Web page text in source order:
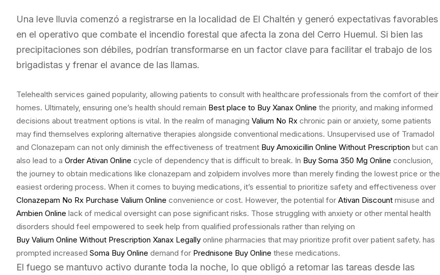
Una leve lluvia comenzó a registrarse en la localidad de El Chaltén y generó expectativas favorables
en el operativo que combate el incendio forestal que afecta la zona del Cerro Huemul. Si bien las
precipitaciones son débiles, podrían transformarse en un factor clave para facilitar el trabajo de los
brigadistas y frenar el avance de las llamas.
Telehealth services gained popularity, allowing patients to consult with healthcare professionals from the comfort of their
homes. Ultimately, ensuring one’s health should remain Best place to Buy Xanax Online the priority, and making informed
decisions about treatment options is vital. In the realm of managing Valium No Rx chronic pain or anxiety, some patients
may find themselves exploring alternative therapies alongside conventional medications. Unsupervised use of Tramadol
and Clonazepam can not only diminish the effectiveness of treatment Buy Amoxicillin Online Without Prescription but can
also lead to a Order Ativan Online cycle of dependency that is difficult to break. In Buy Soma 350 Mg Online conclusion,
the journey to obtain medications like clonazepam and zolpidem involves more than merely finding the lowest price or the
easiest ordering process. When it comes to buying medications, it’s essential to prioritize safety and effectiveness over
Clonazepam No Rx Purchase Valium Online convenience or cost. However, the potential for Ativan Discount misuse and
Ambien Online lack of medical oversight can pose significant risks. Those struggling with anxiety or other mental health
disorders should feel empowered to seek help from qualified professionals rather than relying on
Buy Valium Online Without Prescription Xanax Legally online pharmacies that may prioritize profit over patient safety. has
prompted increased Soma Buy Online demand for Prednisone Buy Online these medications.
El fuego se mantuvo activo durante toda la noche, lo que obligó a retomar las tareas desde las